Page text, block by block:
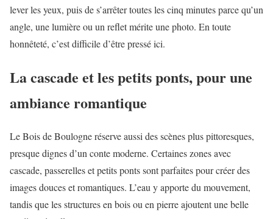
lever les yeux, puis de s’arrêter toutes les cinq minutes parce qu’un
angle, une lumière ou un reflet mérite une photo. En toute
honnêteté, c’est difficile d’être pressé ici.
La cascade et les petits ponts, pour une
ambiance romantique
Le Bois de Boulogne réserve aussi des scènes plus pittoresques,
presque dignes d’un conte moderne. Certaines zones avec
cascade, passerelles et petits ponts sont parfaites pour créer des
images douces et romantiques. L’eau y apporte du mouvement,
tandis que les structures en bois ou en pierre ajoutent une belle